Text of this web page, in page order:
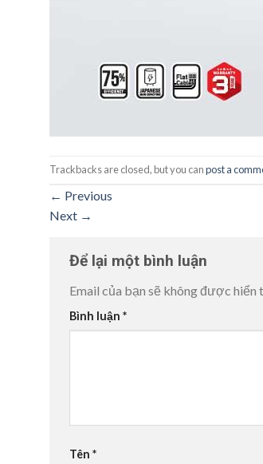
Trackbacks are closed, but you canpost a
← Previous
Next →
Để lại một bình luận
Email của bạn sẽ không được hiển
Bình luận *
Tên *